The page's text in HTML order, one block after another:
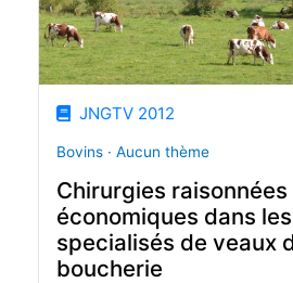
JNGTV 2012
Bovins · Aucun thème
Chirurgies raisonnées
économiques dans
specialisés de veaux
boucherie